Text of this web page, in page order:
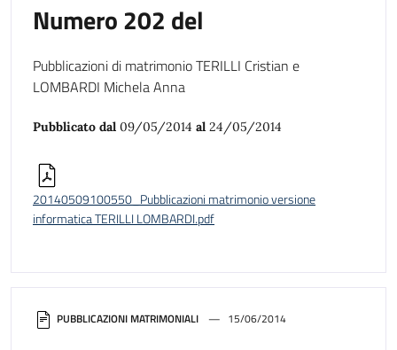
PUBBLICAZIONI MATRIMONIALI 15/06/2014
Numero 202 del
Pubblicazioni di matrimonio TERILLI Cristian e
LOMBARDI Michela Anna
Pubblicato dal 09/05/2014 al 24/05/2014
20140509100550_Pubblicazioni matrimonio versione
informatica TERILLI LOMBARDI.pdf